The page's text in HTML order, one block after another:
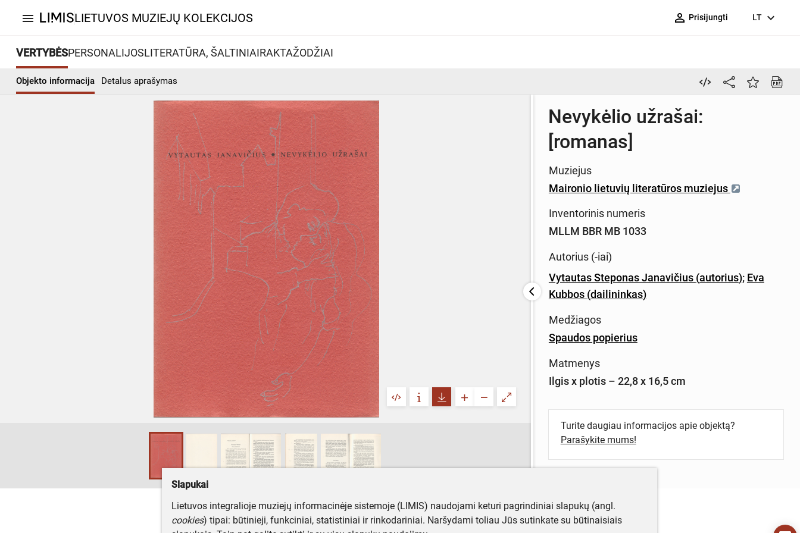
menu LIETUVOS MUZIEJŲ KOLEKCIJOS person_outline Prisijungti LT expand_more
VERTYBĖSPERSONALIJOSLITERATŪRA, ŠALTINIAIRAKTAŽODŽIAI
Objekto informacija Detalus aprašymas
Nevykėlio užrašai:
[romanas]
Muziejus
Maironio lietuvių literatūros muziejus
Inventorinis numeris
MLLM BBR MB 1033
Autorius (-iai)
Vytautas Steponas Janavičius (autorius); Eva
Kubbos (dailininkas)
Medžiagos
Spaudos popierius
Matmenys
Ilgis x plotis – 22,8 x 16,5 cm
Turite daugiau informacijos apie objektą?
Parašykite mums!
Slapukai
Lietuvos integralioje muziejų informacinėje sistemoje (LIMIS) naudojami keturi pagrindiniai slapukų (angl.
cookies) tipai: būtinieji, funkciniai, statistiniai ir rinkodariniai. Naršydami toliau Jūs sutinkate su būtinaisiais